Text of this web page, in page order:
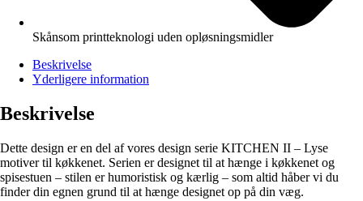
Skånsom printteknologi uden opløsningsmidler
Beskrivelse
Yderligere information
Beskrivelse
Dette design er en del af vores design serie KITCHEN II – Lyse
motiver til køkkenet. Serien er designet til at hænge i køkkenet og
spisestuen – stilen er humoristisk og kærlig – som altid håber vi du
finder din egnen grund til at hænge designet op på din væg.